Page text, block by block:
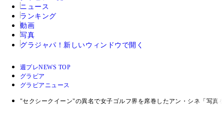
ニュース
ランキング
動画
写真
グラジャパ！ 新しいウィンドウで開く
週プレNEWS TOP
グラビア
グラビアニュース
"セクシークイーン"の異名で女子ゴルフ界を席巻したアン・シネ「写